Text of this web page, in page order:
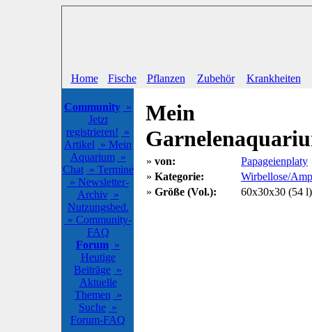
Home Fische Pflanzen Zubehör Krankheiten
Community »
Jetzt
registrieren! »
Artikel » Mein
Aquarium »
Chat » Termine
» Newsletter-
Archiv »
Nutzungsbed.
» Community-
FAQ
Forum »
Heutige
Beiträge »
Aktuelle
Themen »
Suche »
Forum-FAQ
Mein
» von:
Papageienplaty
» Kategorie:
Wirbellose/
» Größe (Vol.): 60x30x30 (54 l)